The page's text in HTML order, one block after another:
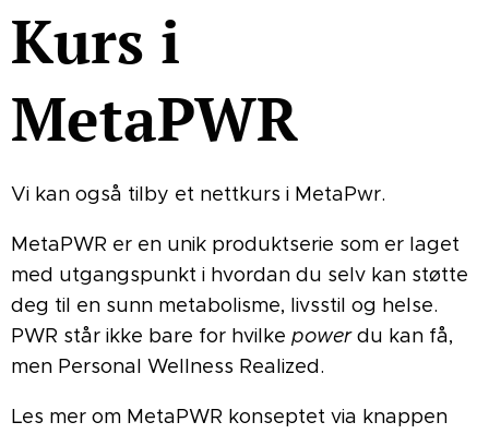
Kurs i
MetaPWR
Vi kan også tilby et nettkurs i MetaPwr.
MetaPWR er en unik produktserie som er laget
med utgangspunkt i hvordan du selv kan støtte
deg til en sunn metabolisme, livsstil og helse.
PWR står ikke bare for hvilke powerdu kan få,
men Personal Wellness Realized.
Les mer om MetaPWR konseptet via knappen